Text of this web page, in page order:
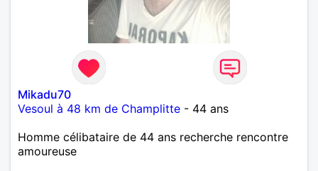
Mikadu70
Vesoul à 48 km de Champlitte - 44 ans
Homme célibataire de 44 ans recherche rencontre
amoureuse